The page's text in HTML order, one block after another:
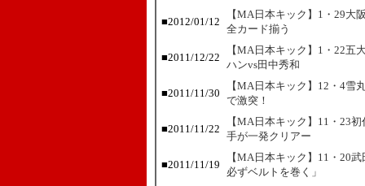
■2012/01/12
【MA日本キック】1・29大
全カード揃う
■2011/12/22
【MA日本キック】1・22五
ハンvs田中秀和
■2011/11/30
【MA日本キック】12・4雪
で激突！
■2011/11/22
【MA日本キック】11・23
手が一発クリアー
■2011/11/19
【MA日本キック】11・20
必ずベルトを巻く」